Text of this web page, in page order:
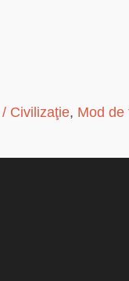
Civilizaţie, Mod de